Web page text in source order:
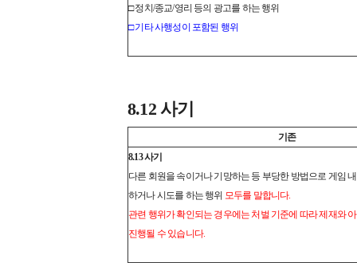
□ 정치/종교/영리 등의 광고를 하는 행위
□ 기타 사행성이 포함된 행위
8.12 사기
기존
8.13 사기
다른 회원을 속이거나 기망하는 등 부당한 방법으로 게임
하거나 시도를 하는 행위 모두를 말합니다.
관련 행위가 확인되는 경우에는 처벌 기준에 따라 제재와
진행될 수 있습니다.